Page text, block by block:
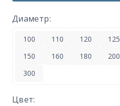
Диаметр:
100 110 120 125
150
160 180 200
300
Цвет: